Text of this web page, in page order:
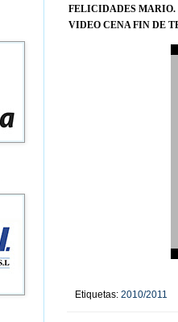
FELICIDADES MARIO.
VIDEO CENA FIN DE
Etiquetas: 2010/2011